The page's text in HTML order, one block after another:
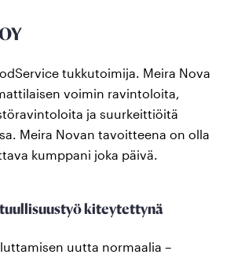
tukkutoimija. Meira Nova
voimin ravintoloita,
ja suurkeittiöitä
Meira Novan tavoitteena on olla
kumppani joka päivä.
kiteytettynä
uutta normaalia –